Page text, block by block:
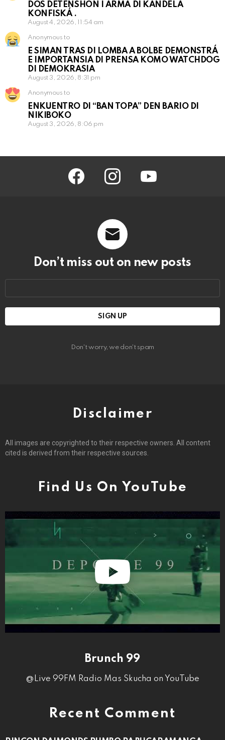
DOS DETENSHON I ARMA DI KANDELA
KONFISKÁ .
August 4, 2026, 11:54 am
Anonymous to
E SIMAN TRAS DI LOMBA A BOLBE DEMONSTRÁ
E IMPORTANSIA DI PRENSA KOMO WATCHDOG
DI DEMOKRASIA
August 3, 2026, 8:31 pm
Anonymous to
ENKUENTRO DI “BAN TOPA” DEN BARIO DI
NIKIBOKO
August 3, 2026, 8:06 pm
facebook instagram youtube
Don’t miss out on new posts
Don't worry, we don't spam
Disclaimer
All images are copyrighted to their respective owners. All content
cited is derived from their respective sources.
Find Us On YouTube
Brunch 99
@Live 99FM Radio Mas Skucha on YouTube
Recent Comment